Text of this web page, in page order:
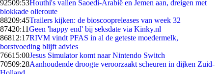
92509:53Houthi's vallen Saoedi-Arabië en Jemen aan, dreigen met
blokkade olieroute
88209:45Trailers kijken: de bioscoopreleases van week 32
87420:11Geen 'happy end' bij seksdate via Kinky.nl
86812:17RIVM vindt PFAS in al de geteste moedermelk,
borstvoeding blijft advies
76615:00Jesus Simulator komt naar Nintendo Switch
70509:28Aanhoudende droogte veroorzaakt scheuren in dijken Zuid-